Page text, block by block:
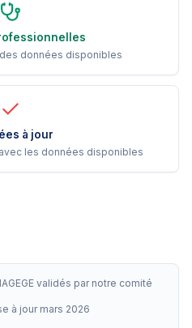
données disponibles
à jour
les données disponibles
validés par notre comité
à jour mars 2026